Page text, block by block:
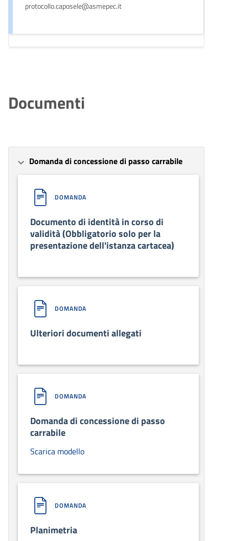
protocollo.caposele@asmepec.it
Documenti
Domanda di concessione di passo carrabile
DOMANDA
Documento di identità in corso di
validità (Obbligatorio solo per la
presentazione dell'istanza cartacea)
DOMANDA
Ulteriori documenti allegati
DOMANDA
Domanda di concessione di passo
carrabile
Scarica modello
DOMANDA
Planimetria